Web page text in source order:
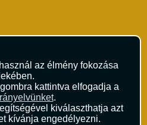
az élmény fokozása
kattintva elfogadja a
.
kiválaszthatja azt
kívánja engedélyezni.